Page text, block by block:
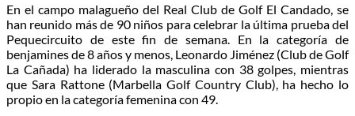
En el campo malagueño del Real Club de Golf El Candado, se
han reunido más de 90 niños para celebrar la última prueba del
Pequecircuito de este fin de semana. En la categoría de
benjamines de 8 años y menos, Leonardo Jiménez (Club de Golf
La Cañada) ha liderado la masculina con 38 golpes, mientras
que Sara Rattone (Marbella Golf Country Club), ha hecho lo
propio en la categoría femenina con 49.